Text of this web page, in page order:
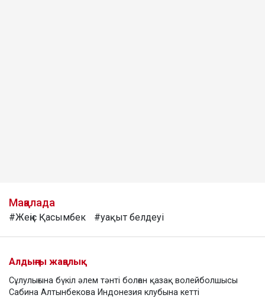
Мақалада
#Жеңіс Қасымбек #уақыт белдеуі
Алдыңғы жаңалық
Сұлулығына бүкіл әлем тәнті болған қазақ волейболшысы
Сабина Алтынбекова Индонезия клубына кетті